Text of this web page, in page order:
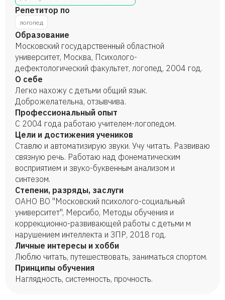
Репетитор по
логопед
Образование
Московский государственный областной
университет, Москва, Психолого-
дефектологический факультет, логопед, 2004 год.
О себе
Легко нахожу с детьми общий язык.
Доброжелательна, отзывчива.
Профессиональный опыт
С 2004 года работаю учителем-логопедом.
Цели и достижения учеников
Ставлю и автоматизирую звуки. Учу читать. Развиваю
связную речь. Работаю над фонематическим
восприятием и звуко-буквенным анализом и
синтезом.
Степени, разряды, заслуги
ОАНО ВО "Московский психолого-социальный
университет", Мерсибо, Методы обучения и
коррекционно-развивающей работы с детьми м
нарушением интеллекта и ЗПР, 2018 год.
Личные интересы и хобби
Люблю читать, путешествовать, заниматься спортом.
Принципы обучения
Наглядность, системность, прочность.